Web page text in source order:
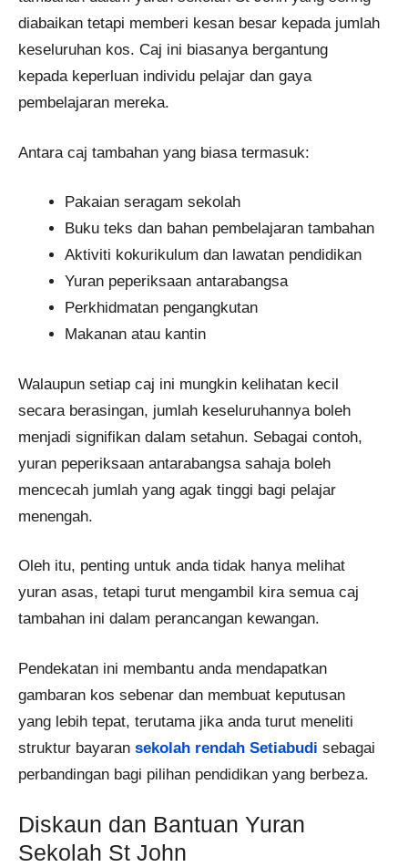
diabaikan tetapi memberi kesan besar kepada jumlah
keseluruhan kos. Caj ini biasanya bergantung
kepada keperluan individu pelajar dan gaya
pembelajaran mereka.
Antara caj tambahan yang biasa termasuk:
Pakaian seragam sekolah
Buku teks dan bahan pembelajaran tambahan
Aktiviti kokurikulum dan lawatan pendidikan
Yuran peperiksaan antarabangsa
Perkhidmatan pengangkutan
Makanan atau kantin
Walaupun setiap caj ini mungkin kelihatan kecil
secara berasingan, jumlah keseluruhannya boleh
menjadi signifikan dalam setahun. Sebagai contoh,
yuran peperiksaan antarabangsa sahaja boleh
mencecah jumlah yang agak tinggi bagi pelajar
menengah.
Oleh itu, penting untuk anda tidak hanya melihat
yuran asas, tetapi turut mengambil kira semua caj
tambahan ini dalam perancangan kewangan.
Pendekatan ini membantu anda mendapatkan
gambaran kos sebenar dan membuat keputusan
yang lebih tepat, terutama jika anda turut meneliti
struktur bayaran sekolah rendah Setiabudi sebagai
perbandingan bagi pilihan pendidikan yang berbeza.
Diskaun dan Bantuan Yuran
Sekolah St John